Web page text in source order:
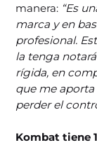
manera: “Es
marca y en
profesional.
la tenga
rígida, en
que me
perder el
Kombat tiene